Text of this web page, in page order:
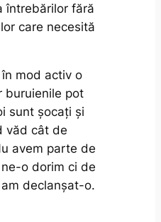
întrebărilor fără
care necesită
mod activ o
buruienile pot
sunt șocați și
văd cât de
avem parte de
o dorim ci de
declanșat-o.